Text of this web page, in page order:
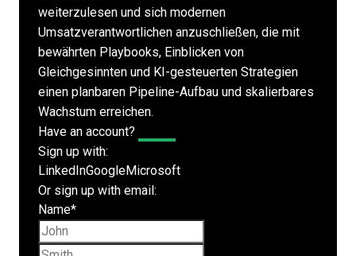
weiterzulesen und sich modernen
Umsatzverantwortlichen anzuschließen, die mit
bewährten Playbooks, Einblicken von
Gleichgesinnten und KI-gesteuerten Strategien
einen planbaren Pipeline-Aufbau und skalierbares
Wachstum erreichen.
Have an account?
Sign up with:
LinkedInGoogleMicrosoft
Or sign up with email:
Name*